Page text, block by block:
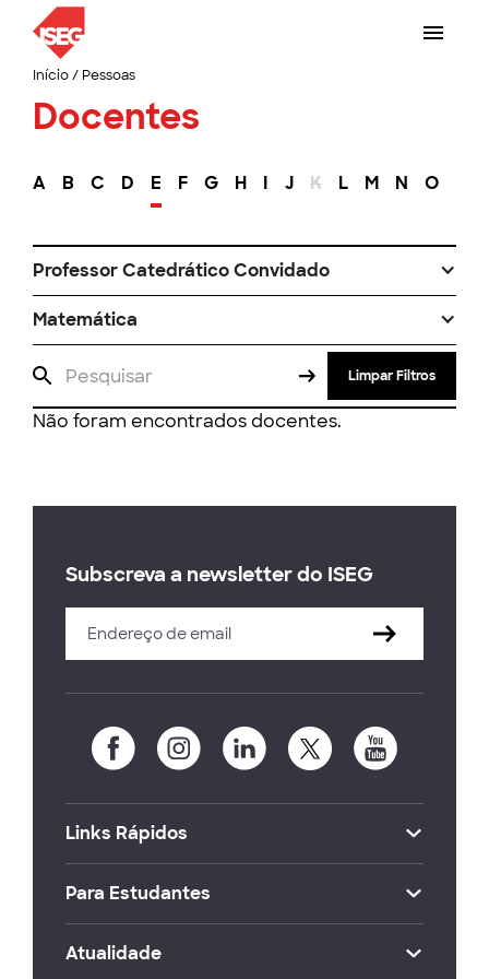
Início/ Pessoas
Docentes
A B C D E F G H I J K L M N O
Professor Catedrático Convidado
Matemática
Limpar Filtros
Não foram encontrados docentes.
Subscreva a newsletter do ISEG
Links Rápidos
Para Estudantes
Atualidade